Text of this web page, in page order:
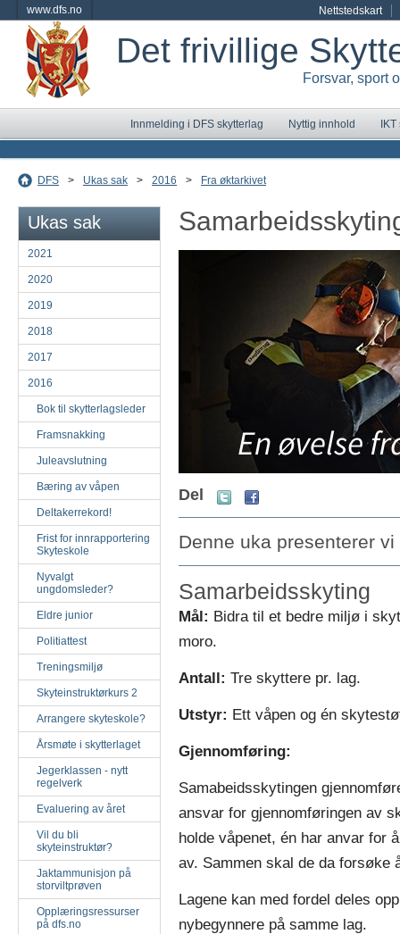
www.dfs.no Nettstedskart
Det frivillige
Forsvar, sport
Innmelding i DFS skytterlag Nyttig innhold
DFS > Ukas sak > 2016 > Fra øktarkivet
Ukas sak
2021
2020
2019
2018
2017
2016
Bok til skytterlagsleder
Framsnakking
Juleavslutning
Bæring av våpen
Deltakerrekord!
Frist for innrapportering
Skyteskole
Nyvalgt
ungdomsleder?
Eldre junior
Politiattest
Treningsmiljø
Skyteinstruktørkurs 2
Arrangere skyteskole?
Årsmøte i skytterlaget
Jegerklassen - nytt
regelverk
Evaluering av året
Vil du bli
skyteinstruktør?
Jaktammunisjon på
storviltprøven
Opplæringsressurser
på dfs.no
Del
Denne uka presenterer
Samarbeidsskyting
Mål: Bidra til et bedre miljø i
moro.
Antall: Tre skyttere pr. lag.
Utstyr: Ett våpen og én
Gjennomføring:
Samabeidsskytingen
ansvar for gjennomføringen av
holde våpenet, én har anvar for
av. Sammen skal de da forsøke
Lagene kan med fordel deles
nybegynnere på samme lag.